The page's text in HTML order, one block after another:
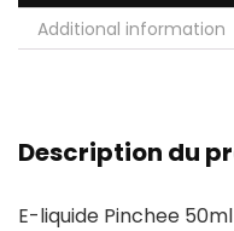
Additional information
Description du
E-liquide Pinchee